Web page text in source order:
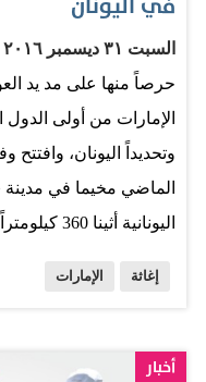
السبت ٣١ ديسمبر ٢٠١٦
حرصاً منها على مد يد
الإمارات من أولى
وتحديداً اليونان، وافتتح
الماضي مخيما في مدينة
إغاثة الإمارات
أخبار